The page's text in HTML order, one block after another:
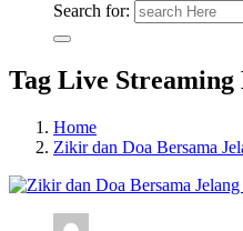
Search for:
Tag Live
Home
Zikir dan Doa Bersama